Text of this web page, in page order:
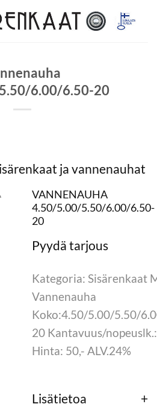
6.00/6.50-20
ja vannenauhat
VANNENAUHA
4.50/5.00/5.50/6.00/6.50-
20
Kategoria: Sisärenkaat
Vannenauha
Koko:4.50/5.00/5.50/
20 Kantavuus/
Hinta: 50,- ALV.24%
Lisätietoa